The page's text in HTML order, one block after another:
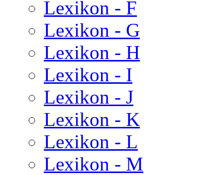
Lexikon - F
Lexikon - G
Lexikon - H
Lexikon - I
Lexikon - J
Lexikon - K
Lexikon - L
Lexikon - M